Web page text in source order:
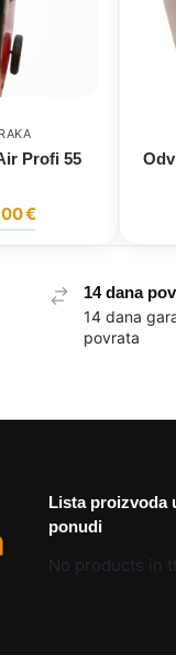
Profi 55
€
14 dana
14 dana
povrata
Lista proizvoda
ponudi
No products in